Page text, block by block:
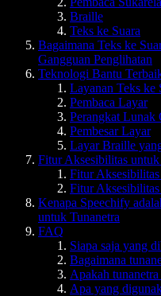
Braille
Teks ke Suara
Bagaimana Teks ke
Gangguan Penglihatan
Teknologi Bantu
Layanan Teks ke
Pembaca Layar
Perangkat Lunak
Pembesar Layar
Layar Braille
Fitur Aksesibilitas
Fitur
Fitur
Kenapa Speechify
untuk Tunanetra
FAQ
Siapa saja yang
Bagaimana
Apakah tunanetra
Apa yang